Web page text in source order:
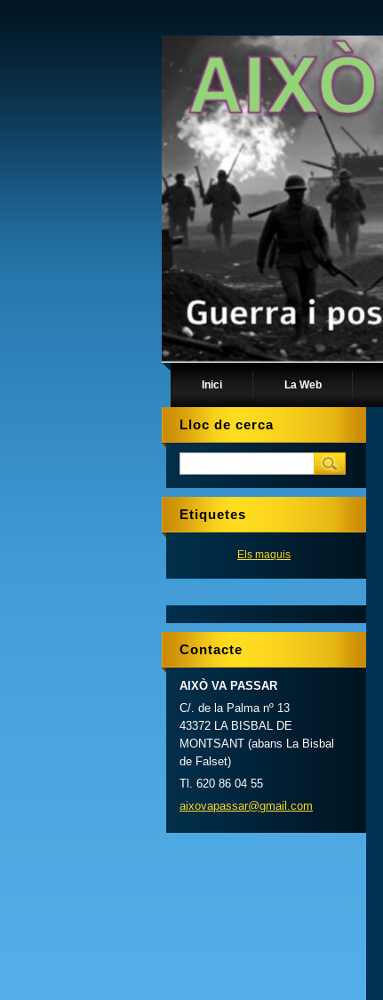
Inici La Web
Lloc de cerca
Etiquetes
Els maquis
Contacte
AIXÒ VA PASSAR
C/. de la Palma nº 13
43372 LA BISBAL DE
MONTSANT (abans La Bisbal
de Falset)
Tl. 620 86 04 55
aixovapassar@gmail.com